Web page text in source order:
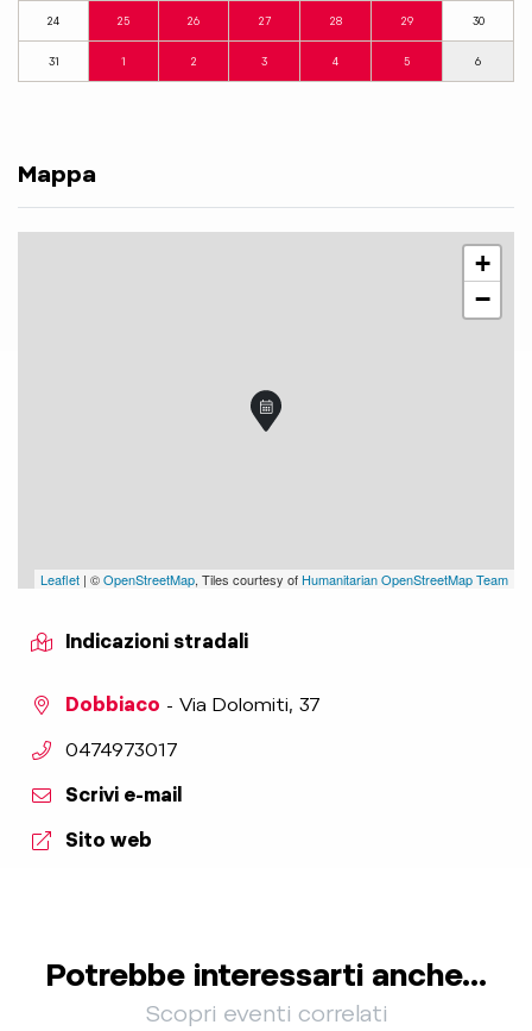
24 25 26 27 28 29 30
31 1 2 3 4 5 6
Mappa
+
−
Leaflet | ©OpenStreetMap, Tiles courtesy of Humanitarian OpenStreetMap Team
Indicazioni stradali
Dobbiaco - Via Dolomiti, 37
aria.phone:
0474973017
Scrivi e-mail
Sito web
Potrebbe interessarti anche...
Scopri eventi correlati